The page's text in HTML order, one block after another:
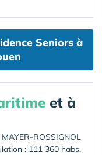
Seniors à
et à
ROSSIGNOL
: 111 360 habs.